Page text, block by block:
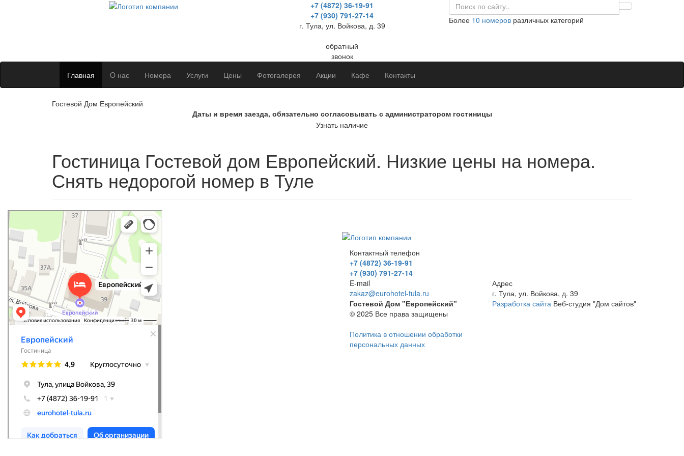
+7 (4872) 36-19-91
+7 (930) 791-27-14
г. Тула, ул. Войкова, д. 39
обратный
звонок
Более 10 номеров различных категорий
Главная O нас Номера Услуги Цены Фотогалерея Акции Кафе Контакты
Гостевой Дом Европейский
Даты и время заезда, обязательно согласовывать с администратором гостиницы
Узнать наличие
Гостиница Гостевой дом Европейский. Низкие цены на номера.
Снять недорогой номер в Туле
Контактный телефон
+7 (4872) 36-19-91
+7 (930) 791-27-14
E-mail
zakaz@eurohotel-tula.ru
Адрес
г. Тула, ул. Войкова, д. 39
Гостевой Дом "Европейский"
© 2025 Все права защищены
Политика в отношении обработки
персональных данных
Разработка сайта Веб-студия "Дом сайтов"